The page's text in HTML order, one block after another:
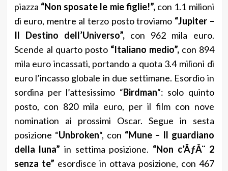
piazza “Non sposate le mie figlie!”,con 1.1 milioni
di euro, mentre al terzo posto troviamo “Jupiter –
Il Destino dell’Universo”,con 962 mila euro.
Scende al quarto posto“Italiano medio”,con 894
mila euro incassati, portando a quota 3.4 milioni di
euro l’incasso globale in due settimane. Esordio in
sordina per l’attesissimo “Birdman“: solo quinto
posto, con 820 mila euro, per il film con nove
nomination ai prossimi Oscar. Segue in sesta
posizione “Unbroken“, con “Mune – Il guardiano
della luna” in settima posizione. “Non c’ÃƒÂ¨ 2
senza te” esordisce in ottava posizione, con 467